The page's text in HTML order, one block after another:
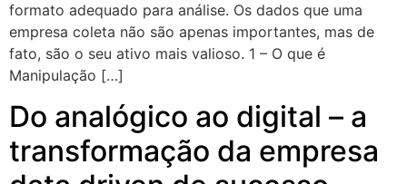
formato adequado para análise. Os dados que uma
empresa coleta não são apenas importantes, mas de
fato, são o seu ativo mais valioso. 1 – O que é
Manipulação […]
Do analógico ao digital – a
transformação da empresa